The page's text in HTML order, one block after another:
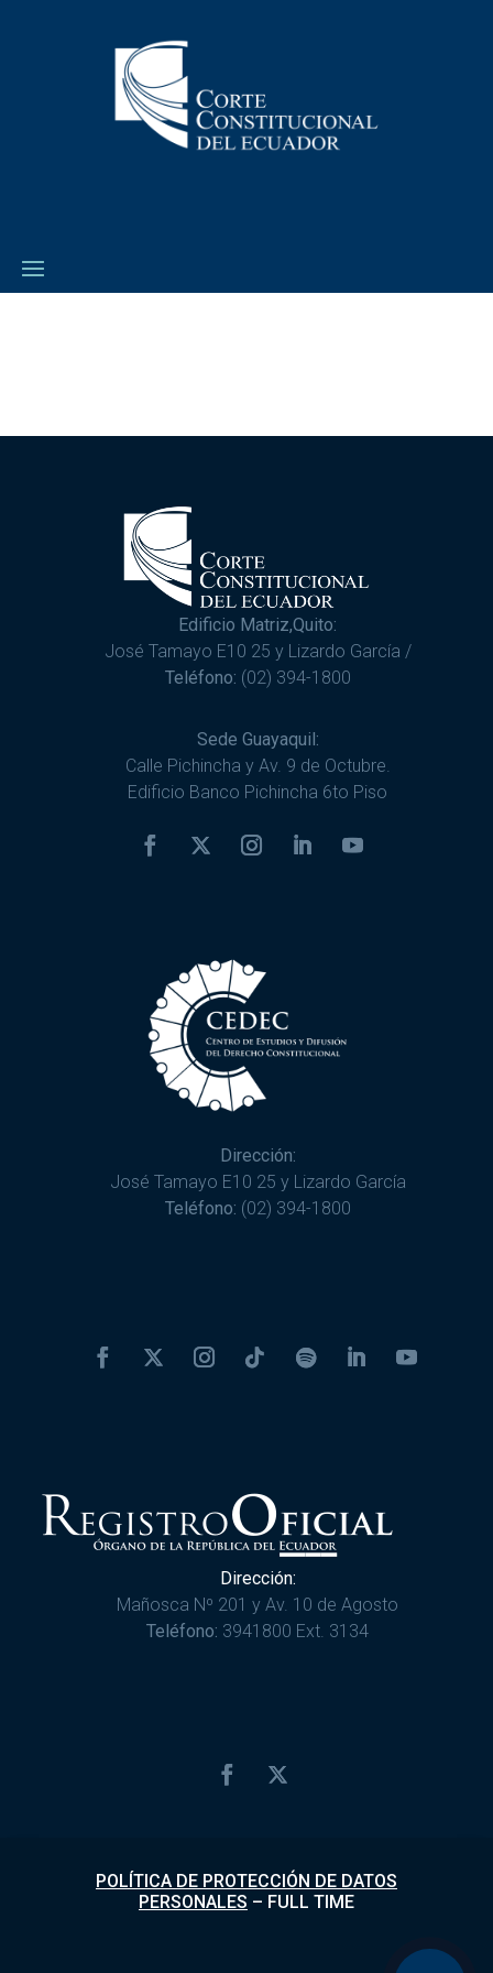
Edificio Matriz,Quito:
José Tamayo E10 25 y Lizardo García /
Teléfono: (02) 394-1800
Sede Guayaquil:
Calle Pichincha y Av. 9 de Octubre.
Edificio Banco Pichincha 6to Piso
Dirección:
José Tamayo E10 25 y Lizardo García
Teléfono: (02) 394-1800
Dirección:
Mañosca Nº 201 y Av. 10 de Agosto
Teléfono: 3941800 Ext. 3134
POLÍTICA DE PROTECCIÓN DE DATOS
PERSONALES – FULL TIME